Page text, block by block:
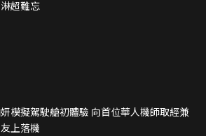
超難忘
模擬駕駛艙初體驗 向首位華人機師取經兼
上落機